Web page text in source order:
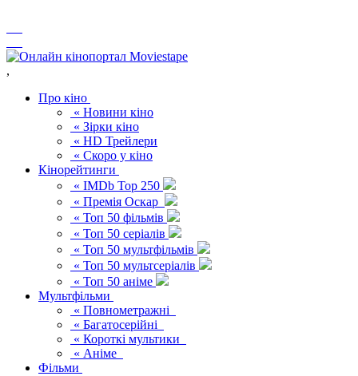
,
Про кіно
« Новини кіно
« Зірки кіно
« HD Трейлери
« Скоро у кіно
Кінорейтинги
« IMDb Top 250
« Премія Оскар
« Топ 50 фільмів
« Топ 50 серіалів
« Топ 50 мультфільмів
« Топ 50 мультсеріалів
« Топ 50 аніме
Мультфільми
« Повнометражні
« Багатосерійні
« Короткі мультики
« Аніме
Фільми